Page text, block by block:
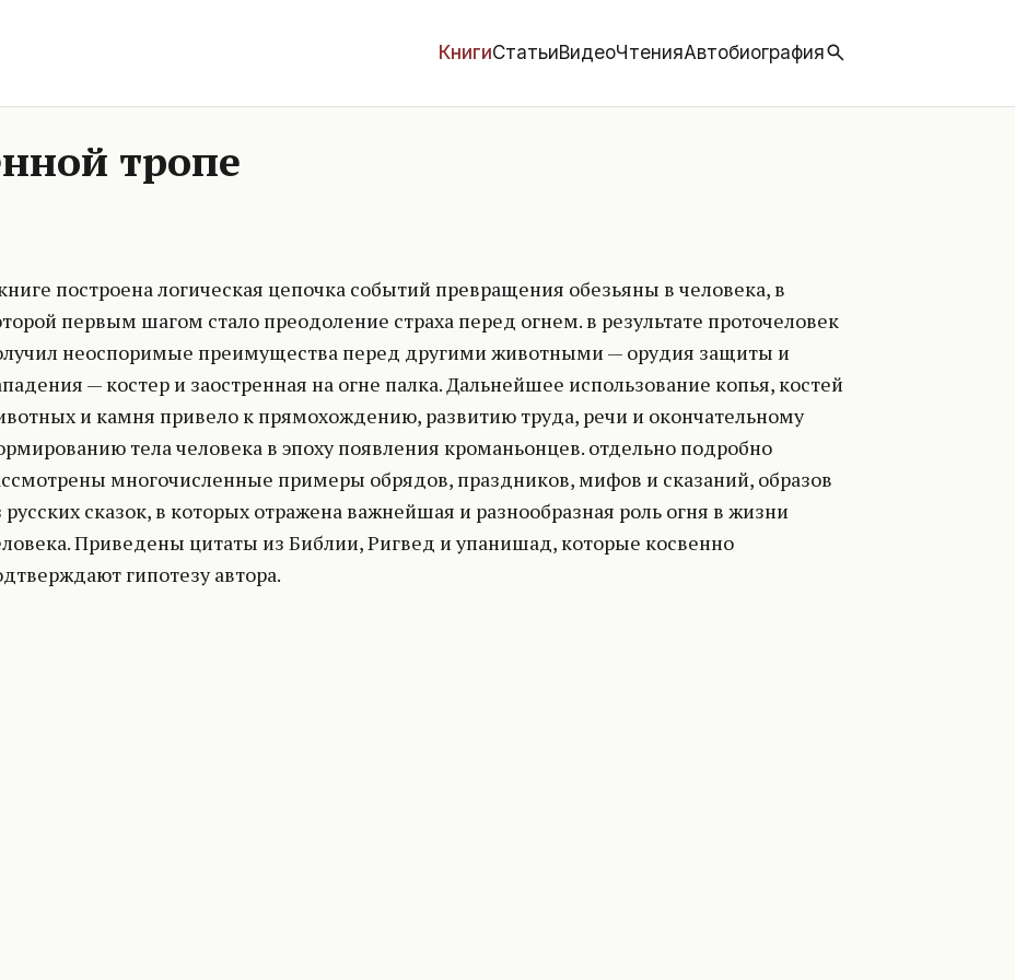
КнигиСтатьиВидеоЧтенияАвтобиография
тропе
построена логическая цепочка событий превращения обезьяны в человека, в
первым шагом стало преодоление страха перед огнем. в результате проточеловек
неоспоримые преимущества перед другими животными — орудия защиты и
— костер и заостренная на огне палка. Дальнейшее использование копья, костей
и камня привело к прямохождению, развитию труда, речи и окончательному
тела человека в эпоху появления кроманьонцев. отдельно подробно
многочисленные примеры обрядов, праздников, мифов и сказаний, образов
русских сказок, в которых отражена важнейшая и разнообразная роль огня в жизни
Приведены цитаты из Библии, Ригвед и упанишад, которые косвенно
гипотезу автора.